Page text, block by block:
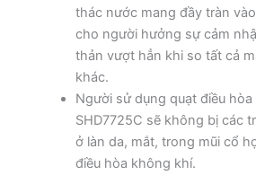
thác nước mang đầy tràn
cho người hưởng sự cảm
thản vượt hẳn khi so tất cả
khác.
Người sử dụng quạt điều hòa
SHD7725C sẽ không bị các
ở làn da, mắt, trong mũi cổ
điều hòa không khí.